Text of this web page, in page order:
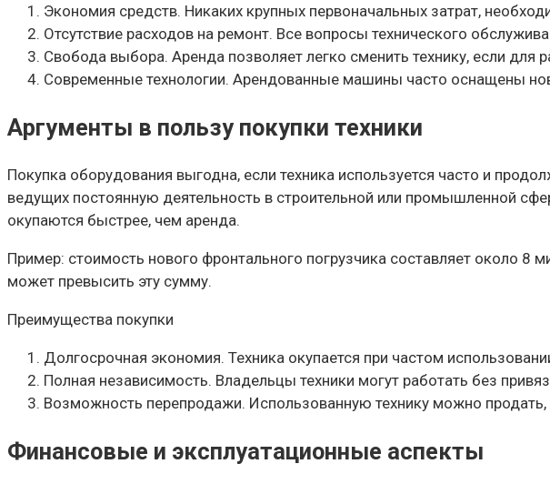
Экономия средств. Никаких крупных первоначальных затрат,
Отсутствие расходов на ремонт. Все вопросы технического
Свобода выбора. Аренда позволяет легко сменить технику, если для
Современные технологии. Арендованные машины часто оснащены
Аргументы в пользу покупки техники
Покупка оборудования выгодна, если техника используется часто и
ведущих постоянную деятельность в строительной или промышленной
окупаются быстрее, чем аренда.
Пример: стоимость нового фронтального погрузчика составляет около 8
может превысить эту сумму.
Преимущества покупки
Долгосрочная экономия. Техника окупается при частом
Полная независимость. Владельцы техники могут работать без
Возможность перепродажи. Использованную технику можно
Финансовые и эксплуатационные аспекты